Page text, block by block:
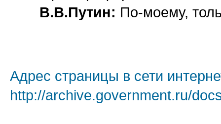
В.В.Путин: По-моему,
Адрес страницы в сети
http://archive.government.ru/